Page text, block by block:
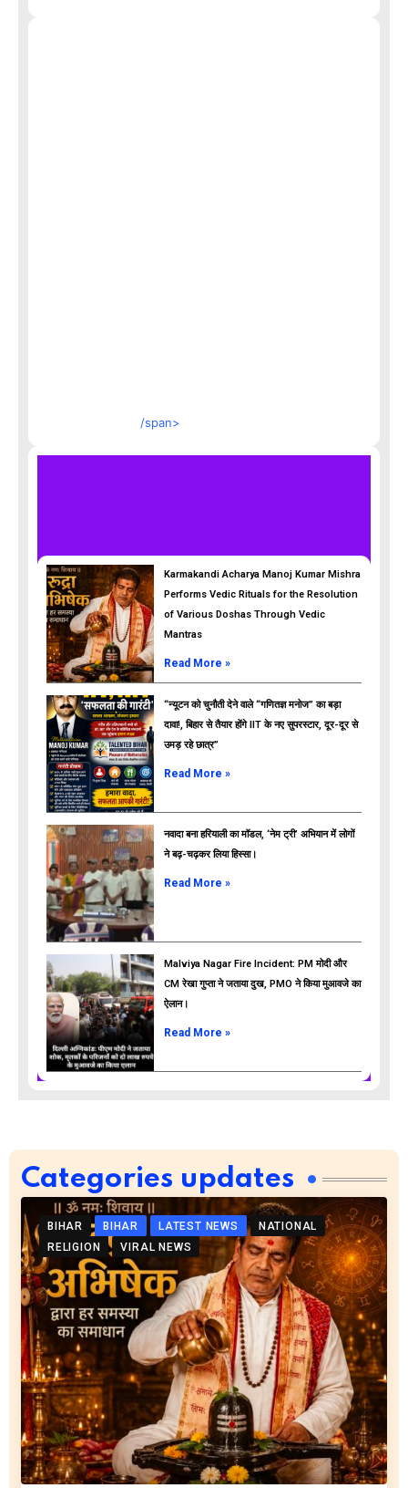
/span>
ads
Karmakandi Acharya Manoj Kumar Mishra
Performs Vedic Rituals for the Resolution
of Various Doshas Through Vedic
Mantras
Read More »
“न्यूटन को चुनौती देने वाले “गणितज्ञ मनोज” का बड़ा
दावा!, बिहार से तैयार होंगे IIT के नए सुपरस्टार, दूर-दूर से
उमड़ रहे छात्र”
Read More »
नवादा बना हरियाली का मॉडल, ‘नेम ट्री’ अभियान में लोगों
ने बढ़-चढ़कर लिया हिस्सा।
Read More »
Malviya Nagar Fire Incident: PM मोदी और
CM रेखा गुप्ता ने जताया दुख, PMO ने किया मुआवजे का
ऐलान।
Read More »
Categories updates
BIHAR BIHAR LATEST NEWS
NATIONAL
RELIGION
VIRAL NEWS